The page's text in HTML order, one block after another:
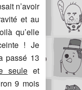
n’avoir
et au
qu’elle
! Je
passé 13
seule et
9 mois